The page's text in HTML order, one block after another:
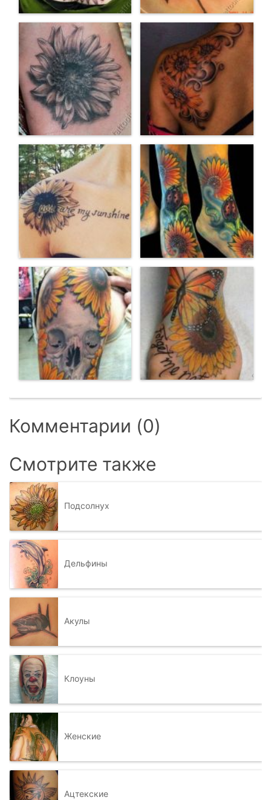
Комментарии (0)
Смотрите также
Подсолнух
Дельфины
Акулы
Клоуны
Женские
Ацтекские